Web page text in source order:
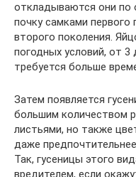
откладываются они по
почку самками первого
второго поколения.
погодных условий, от
требуется больше
Затем появляется
большим количеством
листьями, но также
даже
Так, гусеницы этого
вредителем, если